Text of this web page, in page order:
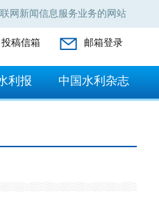
网新闻信息服务业务的网站
投稿信箱 邮箱登录
利报 中国水利杂志